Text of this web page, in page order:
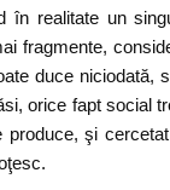
în realitate un
fragmente,
duce niciodată,
orice fapt social
produce, şi